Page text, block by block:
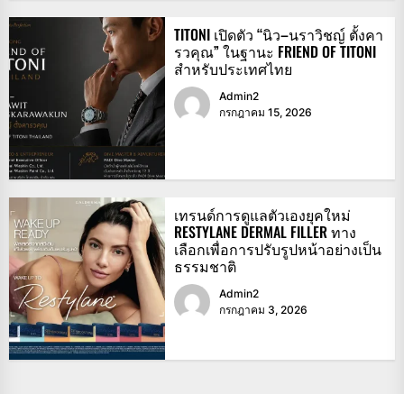
TITONI เปิดตัว “นิว–นราวิชญ์ ตั้งคา
รวคุณ” ในฐานะ FRIEND OF TITONI
สำหรับประเทศไทย
Admin2
กรกฎาคม 15, 2026
เทรนด์การดูแลตัวเองยุคใหม่
RESTYLANE DERMAL FILLER ทาง
เลือกเพื่อการปรับรูปหน้าอย่างเป็น
ธรรมชาติ
Admin2
กรกฎาคม 3, 2026